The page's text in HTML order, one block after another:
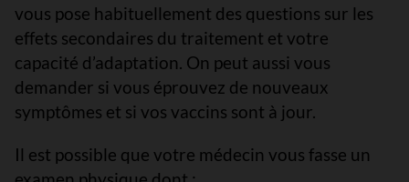
vous pose habituellement des questions sur les
effets secondaires du traitement et votre
capacité d’adaptation. On peut aussi vous
demander si vous éprouvez de nouveaux
symptômes et si vos vaccins sont à jour.
Il est possible que votre médecin vous fasse un